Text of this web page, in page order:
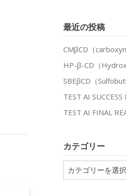
最近の投稿
CMβCD（
HP-β-CD（
SBEβCD（
TEST AI
TEST AI FINAL
カテゴリー
テ